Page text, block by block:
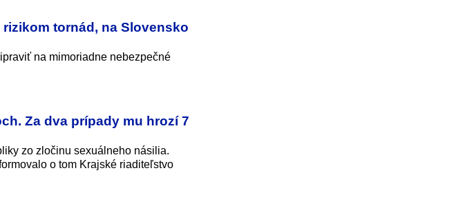
tornád, na Slovensko
na mimoriadne nebezpečné
Za dva prípady mu hrozí 7
zo zločinu sexuálneho násilia.
o tom Krajské riaditeľstvo